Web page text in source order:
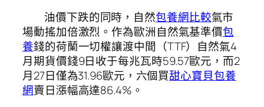
油價下跌的同時，自然包養網比較氣市
場動搖加倍激烈。作為歐洲自然氣基準價包
養錢的荷蘭一切權讓渡中間（TTF）自然氣4
月期貨價錢9日收于每兆瓦時59.57歐元，而2
月27日僅為31.96歐元，六個買甜心寶貝包養
網賣日漲幅高達86.4%。